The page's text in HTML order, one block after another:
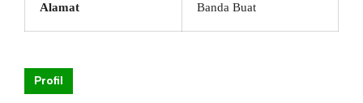
Alamat Banda Buat
Profil